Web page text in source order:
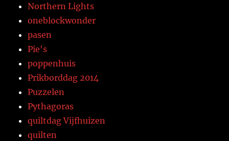
Northern Lights
oneblockwonder
pasen
Pie's
poppenhuis
Prikborddag 2014
Puzzelen
Pythagoras
quiltdag Vijfhuizen
quilten